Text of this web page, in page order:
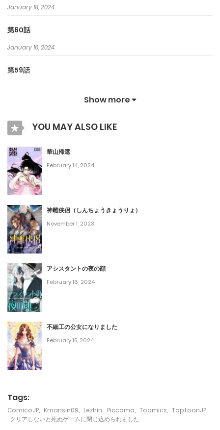
January 18, 2024
第60話
January 16, 2024
第59話
December 23, 2023
第57話
December 16, 2023
第56話
December 2, 2023
第55話
November 26, 2023
第54話
November 19, 2023
第53話
November 12, 2023
第52話
October 28, 2023
October 21, 2023
Show more
YOU MAY ALSO LIKE
華山帰還
February 14, 2024
神雕侠侶（しんちょうきょうりょ）
November 1, 2023
アシスタントの夜の顔
February 16, 2024
不細工の公女になりました
February 15, 2024
Tags:
ComicoJP Kmansin09 Lezhin Piccoma Toomics ToptoonJP
クリアしないと死ぬゲームに閉じ込められました